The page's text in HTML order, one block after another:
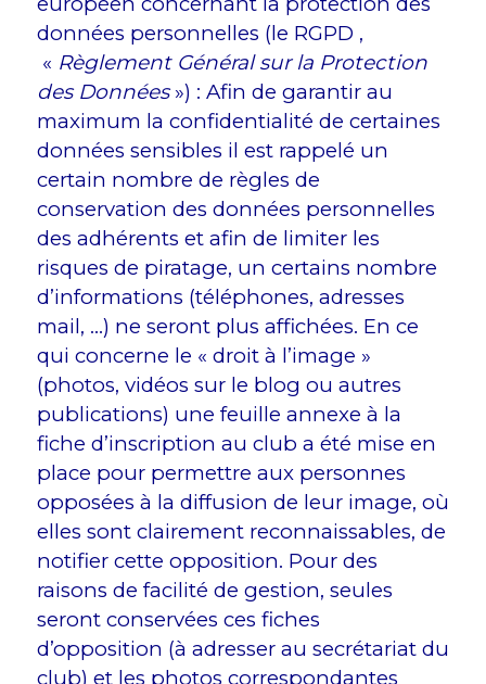
données personnelles (le RGPD ,
« Règlement Général sur la Protection
des Données») : Afin de garantir au
maximum la confidentialité de certaines
données sensibles il est rappelé un
certain nombre de règles de
conservation des données personnelles
des adhérents et afin de limiter les
risques de piratage, un certains nombre
d’informations (téléphones, adresses
mail, …) ne seront plus affichées. En ce
qui concerne le « droit à l’image »
(photos, vidéos sur le blog ou autres
publications) une feuille annexe à la
fiche d’inscription au club a été mise en
place pour permettre aux personnes
opposées à la diffusion de leur image, où
elles sont clairement reconnaissables, de
notifier cette opposition. Pour des
raisons de facilité de gestion, seules
seront conservées ces fiches
d’opposition (à adresser au secrétariat du
club) et les photos correspondantes